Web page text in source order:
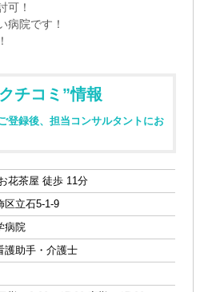
可！
病院です！
チコミ”情報
登録後、担当コンサルタントにお
花茶屋 徒歩 11分
区立石5-1-9
病院
護助手・介護士